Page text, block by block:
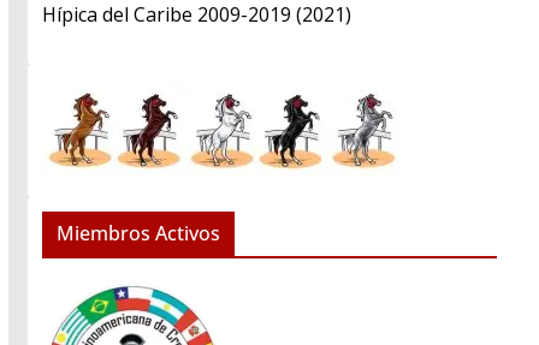
Hípica del Caribe 2009-2019 (2021)
Miembros Activos